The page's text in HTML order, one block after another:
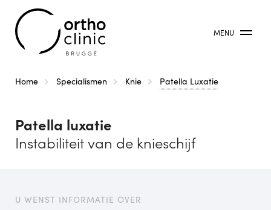
MENU
Kruimelpad
Home Specialismen Knie Patella Luxatie
Patella luxatie
Instabiliteit van de knieschijf
U WENST INFORMATIE OVER